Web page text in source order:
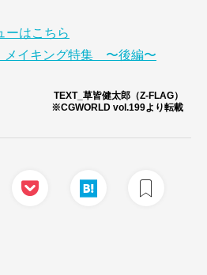
ーはこちら
メイキング特集 〜後編〜
TEXT_草皆健太郎（Z-FLAG）
※CGWORLD vol.199より転載